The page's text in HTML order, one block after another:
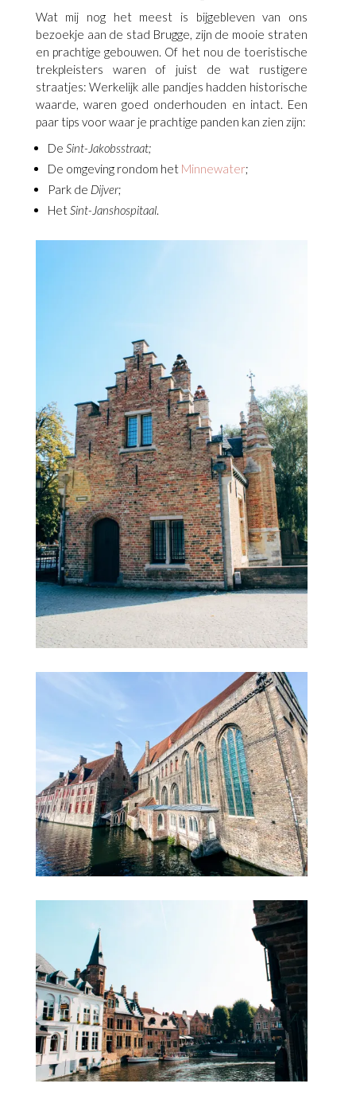
Wat mij nog het meest is bijgebleven van ons
bezoekje aan de stad Brugge, zijn de mooie straten
en prachtige gebouwen. Of het nou de toeristische
trekpleisters waren of juist de wat rustigere
straatjes: Werkelijk alle pandjes hadden historische
waarde, waren goed onderhouden en intact. Een
paar tips voor waar je prachtige panden kan zien zijn:
De Sint-Jakobsstraat;
De omgeving rondom het Minnewater;
Park de Dijver;
HetSint-Janshospitaal.